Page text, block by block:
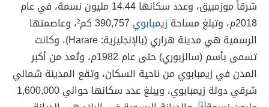
شرقاً موزمبيق، وعدد سكانها 14.44 مليون نسمة، في عام
2018م، وتبلغ مساحة
زيمبابوي
390,757 كم²، وعاصمتها
الرسمية هي مدينة هراري (بالإنجليزية: Harare)، وكانت
تسمى بأسم (سالزبوري) حتى عام 1982م، وتُعد من أكبر
المدن في زيمبابوي من ناحية السكان، وتقع المدينة شمالي
شرقي دولة زيمبابوي، ويبلغ عدد سكانها حوالي 1,600,000